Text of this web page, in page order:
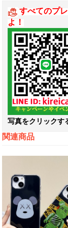
すべてのプ
よ！
写真をクリックす
関連商品